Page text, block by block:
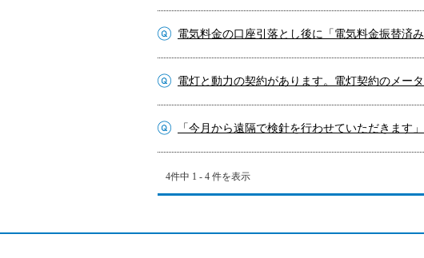
電気料金の口座引落とし後に「電気料金振替済
電灯と動力の契約があります。電灯契約のメー
「今月から遠隔で検針を行わせていただきます
4件中 1 - 4 件を表示